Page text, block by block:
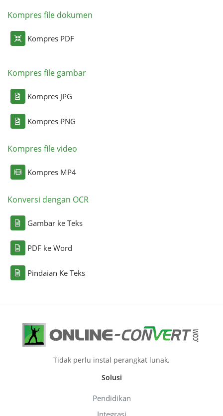
Kompres file dokumen
Kompres PDF
Kompres file gambar
Kompres JPG
Kompres PNG
Kompres file video
Kompres MP4
Konversi dengan OCR
Gambar ke Teks
PDF ke Word
Pindaian Ke Teks
Tidak perlu instal perangkat lunak.
Solusi
Pendidikan